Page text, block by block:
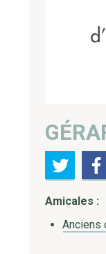
Amicales :
Anciens